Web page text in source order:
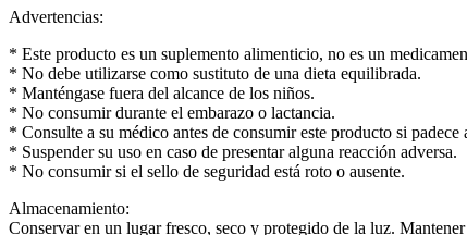
Advertencias:
* Este producto es un suplemento alimenticio, no es un
* No debe utilizarse como sustituto de una dieta equilibrada.
* Manténgase fuera del alcance de los niños.
* No consumir durante el embarazo o lactancia.
* Consulte a su médico antes de consumir este producto si
* Suspender su uso en caso de presentar alguna reacción adversa.
* No consumir si el sello de seguridad está roto o ausente.
Almacenamiento:
Conservar en un lugar fresco, seco y protegido de la luz.